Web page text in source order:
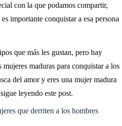
con la que podamos compartir,
importante conquistar a esa persona
que más les gustan, pero hay
maduras para conquistar a los
del amor y eres una mujer madura
leyendo este post.
que derriten a los hombres